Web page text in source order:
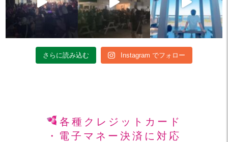
さらに読み込む Instagram でフォロー
各種クレジットカード
・電子マネー決済に対応